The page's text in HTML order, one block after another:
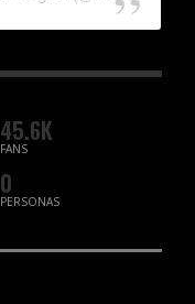
45.6K
FANS
0
PERSONAS